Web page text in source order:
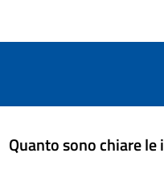
Quanto sono chiare